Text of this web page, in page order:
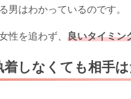
男はわかっているのです。
性を追わず、 良いタイミン
着しなくても相手